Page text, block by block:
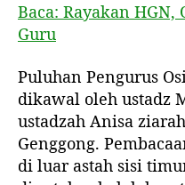
Baca: Rayakan HGN,
Guru
Puluhan Pengurus
dikawal oleh ustadz
ustadzah Anisa
Genggong.
di luar astah sisi